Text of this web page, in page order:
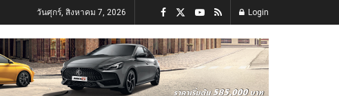
วันศุกร์, สิงหาคม 7, 2026 Login